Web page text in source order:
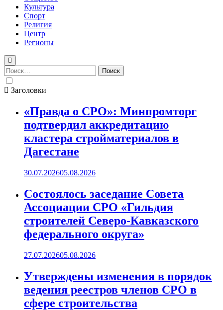
Культура
Спорт
Религия
Центр
Регионы
Найти:
Заголовки
«Правда о СРО»: Минпромторг
подтвердил аккредитацию
кластера стройматериалов в
Дагестане
30.07.202605.08.2026
Состоялось заседание Совета
Ассоциации СРО «Гильдия
строителей Северо-Кавказского
федерального округа»
27.07.202605.08.2026
Утверждены изменения в порядок
ведения реестров членов СРО в
сфере строительства